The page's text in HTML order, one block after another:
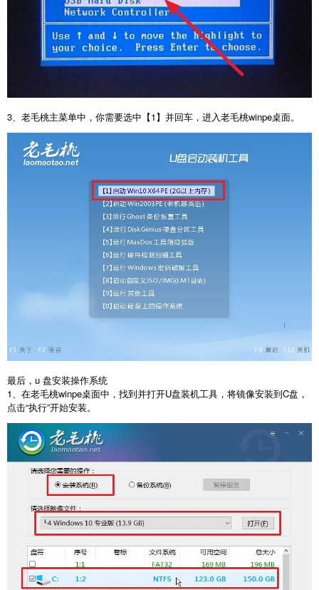
3 、老毛桃主菜单中，你需要选中【1】并回车，进入老毛桃winpe桌面。
最后， u 盘安装操作系统
1、在老毛桃winpe桌面中，找到并打开U盘装机工具，将镜像安装到C盘，
点击“执行”开始安装。